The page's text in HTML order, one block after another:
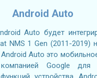
Android Auto
Auto будет
NMS 1 Gen (2011-2019)
Android Auto это
компанией Google для